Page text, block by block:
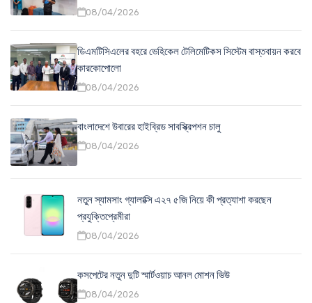
08/04/2026
ডিএমটিসিএলের বহরে ভেহিকেল টেলিমেটিকস সিস্টেম বাস্তবায়ন করবে
কারকোপোলো
08/04/2026
বাংলাদেশে উবারের হাইব্রিড সাবস্ক্রিপশন চালু
08/04/2026
নতুন স্যামসাং গ্যালাক্সি এ২৭ ৫জি নিয়ে কী প্রত্যাশা করছেন
প্রযুক্তিপ্রেমীরা
08/04/2026
কসপেটের নতুন দুটি স্মার্টওয়াচ আনল মোশন ভিউ
08/04/2026